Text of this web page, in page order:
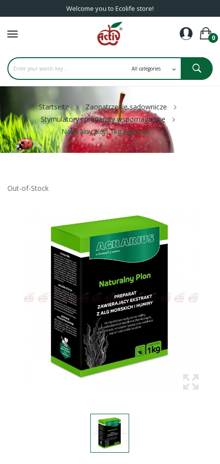
Welcome you to Ecolife store!
0
Startseite
Zaopatrzenie sadownicze
Stymulatory i preparaty wspomagające
Naturalny plon 1kg Agrarius
Out-of-Stock